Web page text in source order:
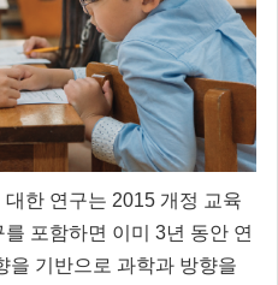
한 연구는 2015 개정 교육
포함하면 이미 3년 동안 연
을 기반으로 과학과 방향을